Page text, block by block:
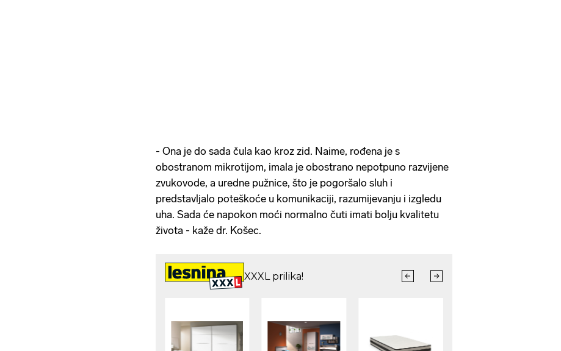
- Ona je do sada čula kao kroz zid. Naime, rođena je s
obostranom mikrotijom, imala je obostrano nepotpuno razvijene
zvukovode, a uredne pužnice, što je pogoršalo sluh i
predstavljalo poteškoće u komunikaciji, razumijevanju i izgledu
uha. Sada će napokon moći normalno čuti imati bolju kvalitetu
života - kaže dr. Košec.